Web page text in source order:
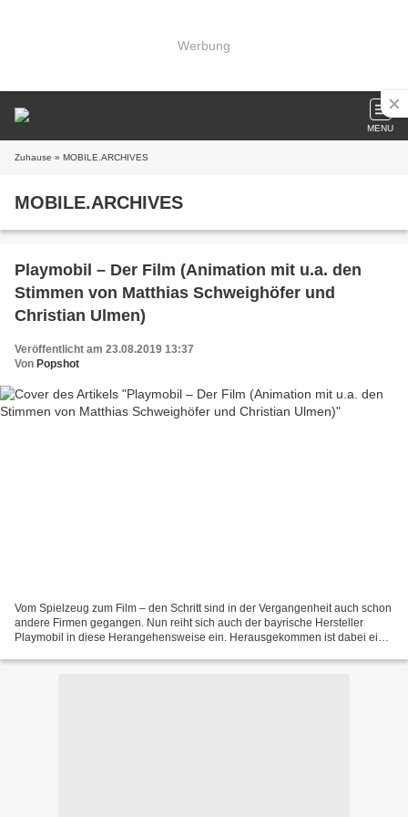
Werbung
MENU
Zuhause » MOBILE.ARCHIVES
MOBILE.ARCHIVES
Playmobil – Der Film (Animation mit u.a. den
Stimmen von Matthias Schweighöfer und
Christian Ulmen)
Veröffentlicht am 23.08.2019 13:37
Von Popshot
Vom Spielzeug zum Film – den Schritt sind in der Vergangenheit auch schon
andere Firmen gegangen. Nun reiht sich auch der bayrische Hersteller
Playmobil in diese Herangehensweise ein. Herausgekommen ist dabei ein